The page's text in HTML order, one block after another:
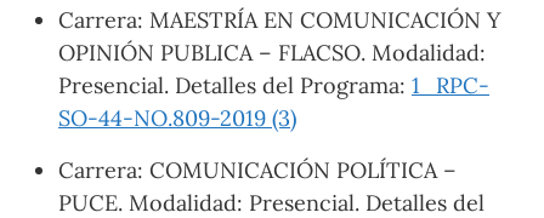
Carrera: MAESTRÍA EN COMUNICACIÓN Y
OPINIÓN PUBLICA – FLACSO. Modalidad:
Presencial. Detalles del Programa: 1_RPC-
SO-44-NO.809-2019 (3)
Carrera: COMUNICACIÓN POLÍTICA –
PUCE. Modalidad: Presencial. Detalles del